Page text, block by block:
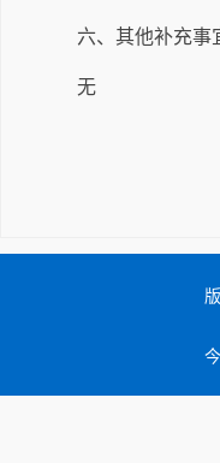
六、其他补充事
无